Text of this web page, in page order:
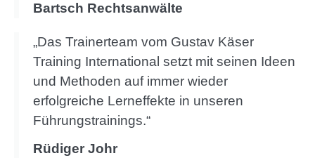
Bartsch Rechtsanwälte
„Das Trainerteam vom Gustav Käser
Training International setzt mit seinen Ideen
und Methoden auf immer wieder
erfolgreiche Lerneffekte in unseren
Führungstrainings.“
Rüdiger Johr